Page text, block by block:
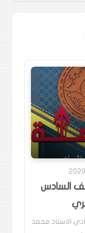
السادس
الاستاذ محمد